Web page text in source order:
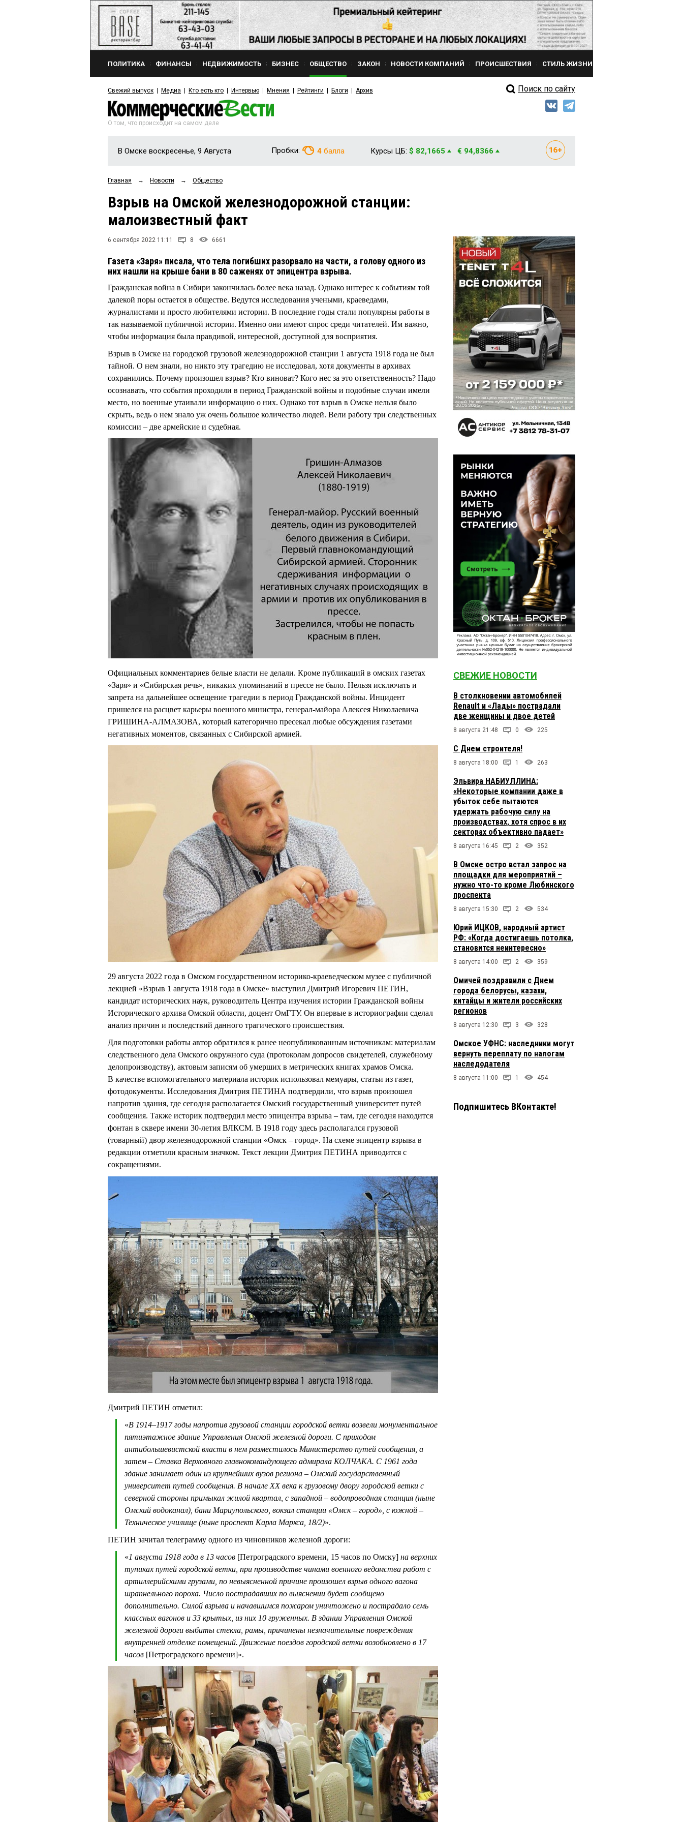
ПОЛИТИКА ФИНАНСЫ НЕДВИЖИМОСТЬ БИЗНЕС ОБЩЕСТВО ЗАКОН НОВОСТИ КОМПАНИЙ ПРОИСШЕСТВИЯ СТИЛЬ ЖИЗНИ
Свежий выпуск Медиа Кто есть кто Интервью Мнения Рейтинги Блоги Архив Поиск по сайту
О том, что происходит на самом деле
В Омске воскресенье, 9 Августа Пробки: 4 балла Курсы ЦБ: $ 82,1665 € 94,8366
Главная → Новости → Общество
Взрыв на Омской железнодорожной станции:
малоизвестный факт
6 сентября 2022 11:11 8 6661
Газета «Заря» писала, что тела погибших разорвало на части, а голову одного из
них нашли на крыше бани в 80 саженях от эпицентра взрыва.
Гражданская война в Сибири закончилась более века назад. Однако интерес к событиям той
далекой поры остается в обществе. Ведутся исследования учеными, краеведами,
журналистами и просто любителями истории. В последние годы стали популярны работы в
так называемой публичной истории. Именно они имеют спрос среди читателей. Им важно,
чтобы информация была правдивой, интересной, доступной для восприятия.
Взрыв в Омске на городской грузовой железнодорожной станции 1 августа 1918 года не был
тайной. О нем знали, но никто эту трагедию не исследовал, хотя документы в архивах
сохранились. Почему произошел взрыв? Кто виноват? Кого нес за это ответственность? Надо
осознавать, что события проходили в период Гражданской войны и подобные случаи имели
место, но военные утаивали информацию о них. Однако тот взрыв в Омске нельзя было
скрыть, ведь о нем знало уж очень большое количество людей. Вели работу три следственных
комиссии – две армейские и судебная.
Официальных комментариев белые власти не делали. Кроме публикаций в омских газетах
«Заря» и «Сибирская речь», никаких упоминаний в прессе не было. Нельзя исключать и
запрета на дальнейшее освещение трагедии в период Гражданской войны. Инцидент
пришелся на расцвет карьеры военного министра, генерал-майора Алексея Николаевича
ГРИШИНА-АЛМАЗОВА, который категорично пресекал любые обсуждения газетами
негативных моментов, связанных с Сибирской армией.
29 августа 2022 года в Омском государственном историко-краеведческом музее с публичной
лекцией «Взрыв 1 августа 1918 года в Омске» выступил Дмитрий Игоревич ПЕТИН,
кандидат исторических наук, руководитель Центра изучения истории Гражданской войны
Исторического архива Омской области, доцент ОмГТУ. Он впервые в историографии сделал
анализ причин и последствий данного трагического происшествия.
Для подготовки работы автор обратился к ранее неопубликованным источникам: материалам
следственного дела Омского окружного суда (протоколам допросов свидетелей, служебному
делопроизводству), актовым записям об умерших в метрических книгах храмов Омска.
В качестве вспомогательного материала историк использовал мемуары, статьи из газет,
фотодокументы. Исследования Дмитрия ПЕТИНА подтвердили, что взрыв произошел
напротив здания, где сегодня располагается Омский государственный университет путей
сообщения. Также историк подтвердил место эпицентра взрыва – там, где сегодня находится
фонтан в сквере имени 30-летия ВЛКСМ. В 1918 году здесь располагался грузовой
(товарный) двор железнодорожной станции «Омск – город». На схеме эпицентр взрыва в
редакции отметили красным значком. Текст лекции Дмитрия ПЕТИНА приводится с
сокращениями.
Дмитрий ПЕТИН отметил:
«В 1914–1917 годы напротив грузовой станции городской ветки возвели монументальное
пятиэтажное здание Управления Омской железной дороги. С приходом
антибольшевистской власти в нем разместилось Министерство путей сообщения, а
затем – Ставка Верховного главнокомандующего адмирала КОЛЧАКА. С 1961 года
здание занимает один из крупнейших вузов региона – Омский государственный
университет путей сообщения. В начале XX века к грузовому двору городской ветки с
северной стороны примыкал жилой квартал, с западной – водопроводная станция (ныне
Омский водоканал), бани Мариупольского, вокзал станции «Омск – город», с южной –
Техническое училище (ныне проспект Карла Маркса, 18/2)».
ПЕТИН зачитал телеграмму одного из чиновников железной дороги:
«1 августа 1918 года в 13 часов [Петроградского времени, 15 часов по Омску] на верхних
тупиках путей городской ветки, при производстве чинами военного ведомства работ с
артиллерийскими грузами, по невыясненной причине произошел взрыв одного вагона
шрапнельного пороха. Число пострадавших по выяснении будет сообщено
дополнительно. Силой взрыва и начавшимся пожаром уничтожено и пострадало семь
классных вагонов и 33 крытых, из них 10 груженных. В здании Управления Омской
железной дороги выбиты стекла, рамы, причинены незначительные повреждения
внутренней отделке помещений. Движение поездов городской ветки возобновлено в 17
часов [Петроградского времени]».
СВЕЖИЕ НОВОСТИ
В столкновении автомобилей
Renault и «Лады» пострадали
две женщины и двое детей
8 августа 21:48 0 225
С Днем строителя!
8 августа 18:00 1 263
Эльвира НАБИУЛЛИНА:
«Некоторые компании даже в
убыток себе пытаются
удержать рабочую силу на
производствах, хотя спрос в их
секторах объективно падает»
8 августа 16:45 2 352
В Омске остро встал запрос на
площадки для мероприятий –
нужно что-то кроме Любинского
проспекта
8 августа 15:30 2 534
Юрий ИЦКОВ, народный артист
РФ: «Когда достигаешь потолка,
становится неинтересно»
8 августа 14:00 2 359
Омичей поздравили с Днем
города белорусы, казахи,
китайцы и жители российских
регионов
8 августа 12:30 3 328
Омское УФНС: наследники могут
вернуть переплату по налогам
наследодателя
8 августа 11:00 1 454
Подпишитесь ВКонтакте!